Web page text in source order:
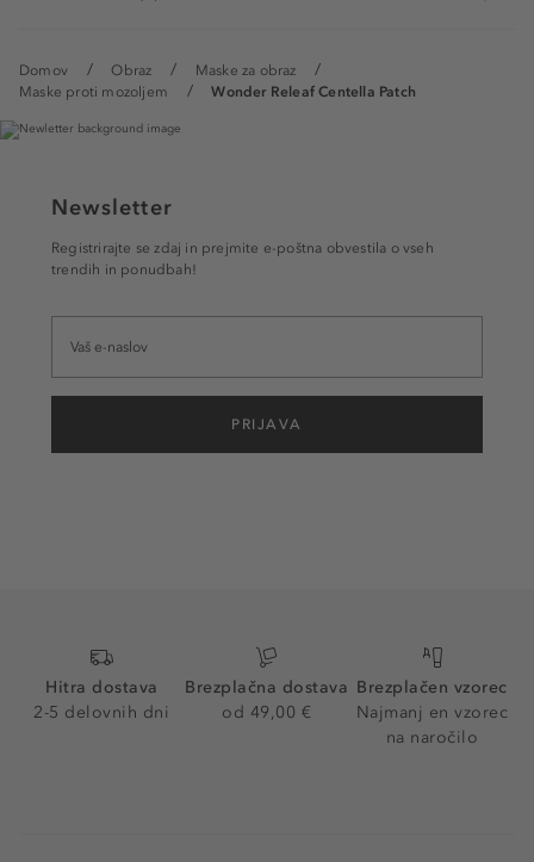
Domov Obraz
Maske za obraz
Maske proti mozoljem
Wonder Releaf Centella Patch
Newsletter
Registrirajte se zdaj in prejmite e-poštna obvestila o vseh
trendih in ponudbah!
PRIJAVA
Hitra dostava
2-5 delovnih dni
Brezplačna dostava
od 49,00 €
Brezplačen vzorec
Najmanj en vzorec
na naročilo